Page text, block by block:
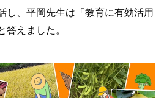
し、平岡先生は「教育に有効活用
答えました。